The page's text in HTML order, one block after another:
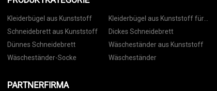
Kleiderbügel aus Kunststoff
Kleiderbügel aus Kunststoff für
Hosen
Schneidebrett aus Kunststoff
Dickes Schneidebrett
Dünnes Schneidebrett
Wäscheständer aus Kunststoff
Wäscheständer-Socke
Wäscheständer
PARTNERFIRMA